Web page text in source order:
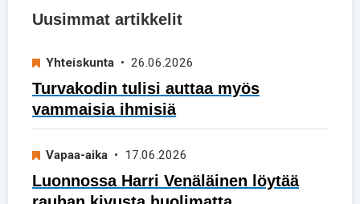
Uusimmat artikkelit
Yhteiskunta • 26.06.2026
Turvakodin tulisi auttaa myös
vammaisia ihmisiä
Vapaa-aika • 17.06.2026
Luonnossa Harri Venäläinen löytää